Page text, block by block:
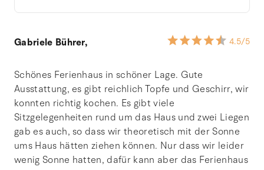
Gabriele Bührer, 4.5/5
Schönes Ferienhaus in schöner Lage. Gute
Ausstattung, es gibt reichlich Topfe und Geschirr, wir
konnten richtig kochen. Es gibt viele
Sitzgelegenheiten rund um das Haus und zwei Liegen
gab es auch, so dass wir theoretisch mit der Sonne
ums Haus hätten ziehen können. Nur dass wir leider
wenig Sonne hatten, dafür kann aber das Ferienhaus